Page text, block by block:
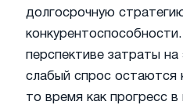
долгосрочную
перспективе затраты на
слабый спрос остаются
то время как прогресс в